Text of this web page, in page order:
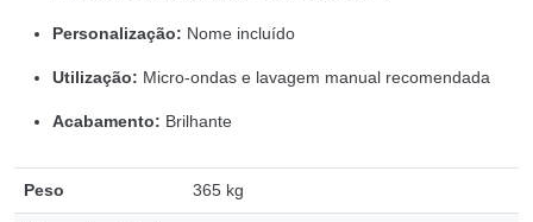
Personalização: Nome incluído
Utilização: Micro-ondas e lavagem manual recomendada
Acabamento: Brilhante
Peso 365 kg